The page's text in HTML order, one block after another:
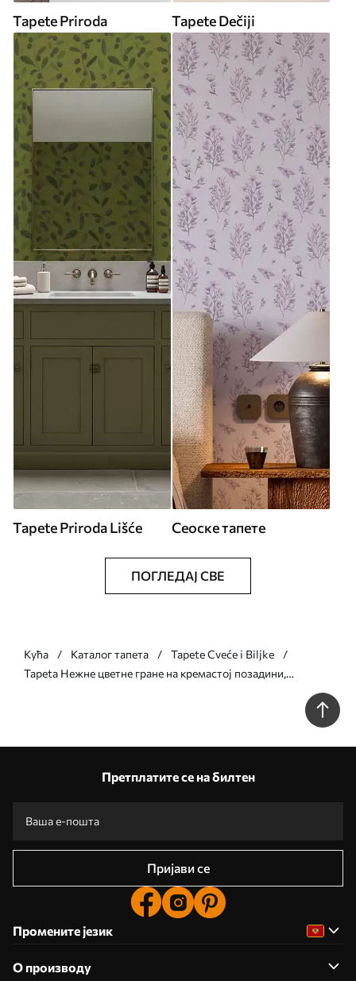
Tapete Priroda Tapete Dečiji
Tapete Priroda Lišće Сеоске тапете
ПОГЛЕДАЈ СВЕ
Кућа Каталог тапета
Tapete Cveće i Biljke
Tapeta Нежне цветне гране на кремастој позадини,
Претплатите се на билтен
Пријави се
Промените језик
О производу